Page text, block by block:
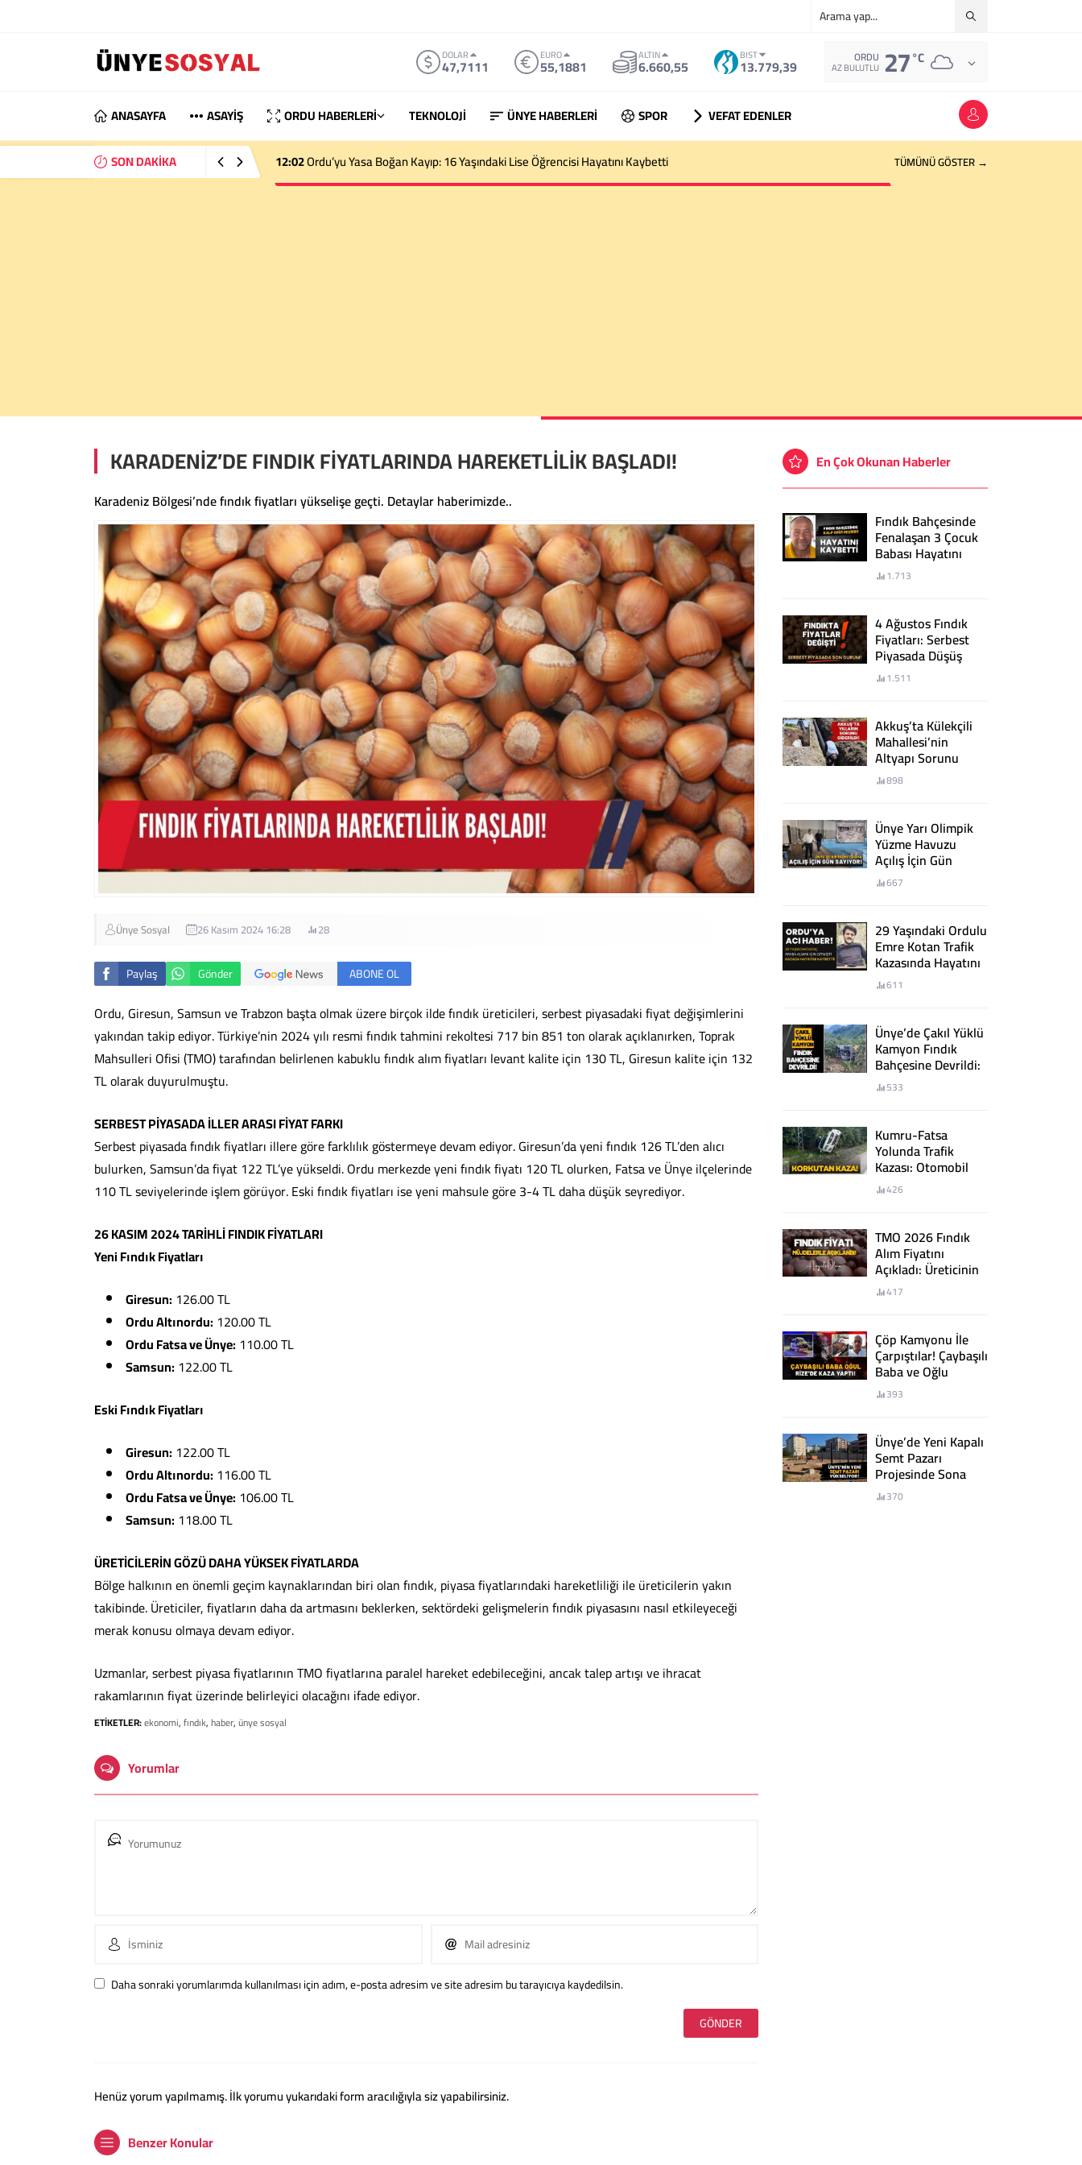
DOLAR
47,7111 EURO
55,1881 ALTIN
6.660,55 BIST
13.779,39 ORDU
AZ BULUTLU 27°C
ANASAYFA ASAYİŞ ORDU HABERLERİ TEKNOLOJİ ÜNYE HABERLERİ SPOR
VEFAT EDENLER
SON DAKİKA
12:02Ordu’yu Yasa Boğan Kayıp: 16 Yaşındaki Lise Öğrencisi Hayatını Kaybetti TÜMÜNÜ GÖSTER →
KARADENİZ’DE FINDIK FİYATLARINDA HAREKETLİLİK BAŞLADI!
Karadeniz Bölgesi’nde fındık fiyatları yükselişe geçti. Detaylar haberimizde..
Ünye Sosyal 26 Kasım 2024 16:28 28
Paylaş Gönder ABONE OL
Ordu, Giresun, Samsun ve Trabzon başta olmak üzere birçok ilde fındık üreticileri, serbest piyasadaki fiyat değişimlerini
yakından takip ediyor. Türkiye’nin 2024 yılı resmi fındık tahmini rekoltesi 717 bin 851 ton olarak açıklanırken, Toprak
Mahsulleri Ofisi (TMO) tarafından belirlenen kabuklu fındık alım fiyatları levant kalite için 130 TL, Giresun kalite için 132
TL olarak duyurulmuştu.
SERBEST PİYASADA İLLER ARASI FİYAT FARKI
Serbest piyasada fındık fiyatları illere göre farklılık göstermeye devam ediyor. Giresun’da yeni fındık 126 TL’den alıcı
bulurken, Samsun’da fiyat 122 TL’ye yükseldi. Ordu merkezde yeni fındık fiyatı 120 TL olurken, Fatsa ve Ünye ilçelerinde
110 TL seviyelerinde işlem görüyor. Eski fındık fiyatları ise yeni mahsule göre 3-4 TL daha düşük seyrediyor.
26 KASIM 2024 TARİHLİ FINDIK FİYATLARI
Yeni Fındık Fiyatları
Giresun: 126.00 TL
Ordu Altınordu: 120.00 TL
Ordu Fatsa ve Ünye: 110.00 TL
Samsun: 122.00 TL
Eski Fındık Fiyatları
Giresun: 122.00 TL
Ordu Altınordu: 116.00 TL
Ordu Fatsa ve Ünye: 106.00 TL
Samsun: 118.00 TL
ÜRETİCİLERİN GÖZÜ DAHA YÜKSEK FİYATLARDA
Bölge halkının en önemli geçim kaynaklarından biri olan fındık, piyasa fiyatlarındaki hareketliliği ile üreticilerin yakın
takibinde. Üreticiler, fiyatların daha da artmasını beklerken, sektördeki gelişmelerin fındık piyasasını nasıl etkileyeceği
merak konusu olmaya devam ediyor.
Uzmanlar, serbest piyasa fiyatlarının TMO fiyatlarına paralel hareket edebileceğini, ancak talep artışı ve ihracat
rakamlarının fiyat üzerinde belirleyici olacağını ifade ediyor.
ETİKETLER:ekonomi,fındık, haber,ünye sosyal
Yorumlar
Daha sonraki yorumlarımda kullanılması için adım, e-posta adresim ve site adresim bu tarayıcıya kaydedilsin.
Henüz yorum yapılmamış. İlk yorumu yukarıdaki form aracılığıyla siz yapabilirsiniz.
Benzer Konular
En Çok Okunan Haberler
Fındık Bahçesinde
Fenalaşan 3 Çocuk
Babası Hayatını
Kaybetti
1.713
4 Ağustos Fındık
Fiyatları: Serbest
Piyasada Düşüş
Sürüyor!
1.511
Akkuş’ta Külekçili
Mahallesi’nin
Altyapı Sorunu
Giderildi
898
Ünye Yarı Olimpik
Yüzme Havuzu
Açılış İçin Gün
Sayıyor
667
29 Yaşındaki Ordulu
Emre Kotan Trafik
Kazasında Hayatını
Kaybetti
611
Ünye’de Çakıl Yüklü
Kamyon Fındık
Bahçesine Devrildi:
2 Yaralı
533
Kumru-Fatsa
Yolunda Trafik
Kazası: Otomobil
Şarampole Devrildi
426
TMO 2026 Fındık
Alım Fiyatını
Açıkladı: Üreticinin
Beklentisi
Karşılanmadı
417
Çöp Kamyonu İle
Çarpıştılar! Çaybaşılı
Baba ve Oğlu
Rize’de Kaza Yaptı!
393
Ünye’de Yeni Kapalı
Semt Pazarı
Projesinde Sona
Yaklaşıldı
370